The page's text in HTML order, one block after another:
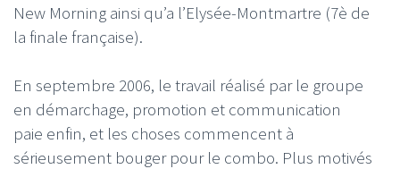
New Morning ainsi qu’a l’Elysée-Montmartre (7è de
la finale française).
En septembre 2006, le travail réalisé par le groupe
en démarchage, promotion et communication
paie enfin, et les choses commencent à
sérieusement bouger pour le combo. Plus motivés